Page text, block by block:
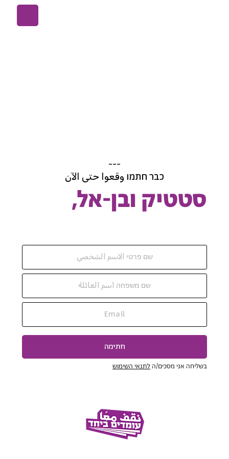
---
כבר חתמו وقعوا حتى الآن
סטטיק ובן-אל,
חתימה
בשליחה אני מסכים/הלתנאי השימוש